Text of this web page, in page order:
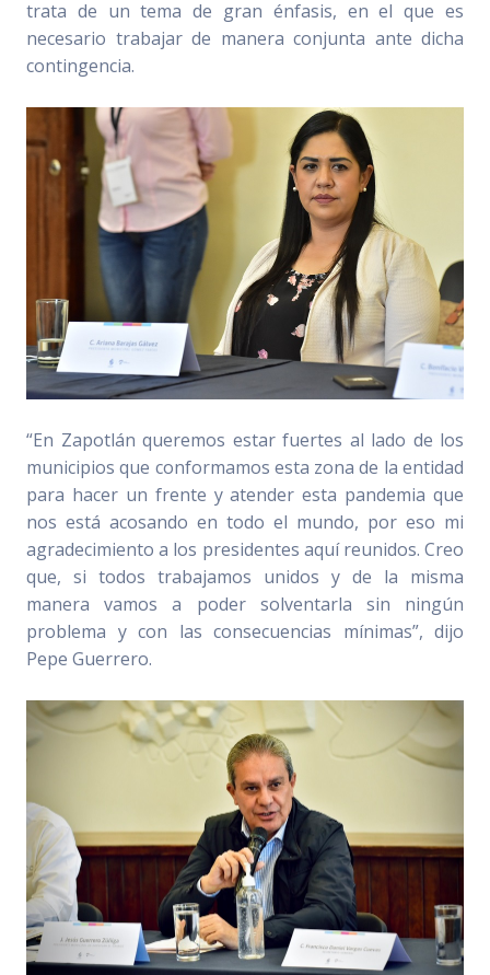
trata de un tema de gran énfasis, en el que es
necesario trabajar de manera conjunta ante dicha
contingencia.
“En Zapotlán queremos estar fuertes al lado de los
municipios que conformamos esta zona de la entidad
para hacer un frente y atender esta pandemia que
nos está acosando en todo el mundo, por eso mi
agradecimiento a los presidentes aquí reunidos. Creo
que, si todos trabajamos unidos y de la misma
manera vamos a poder solventarla sin ningún
problema y con las consecuencias mínimas”, dijo
Pepe Guerrero.